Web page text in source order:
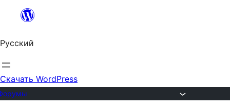
Перейти
содержимому
Русский
Скачать WordPress